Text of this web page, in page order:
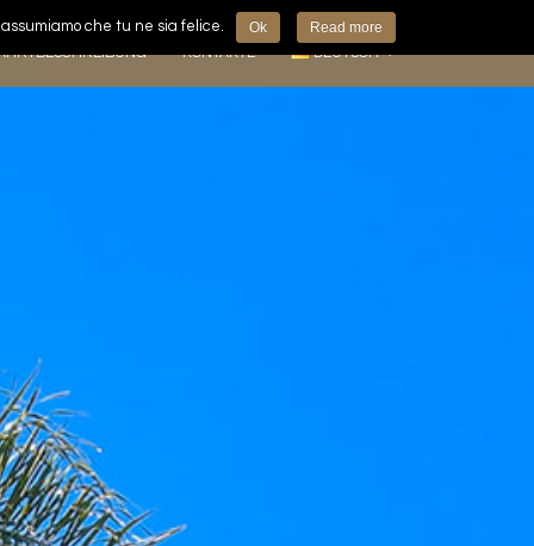
KONTAKTE DEUTSCH
che tu ne sia felice. Ok Read more